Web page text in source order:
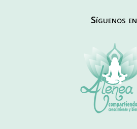
Síguenos en